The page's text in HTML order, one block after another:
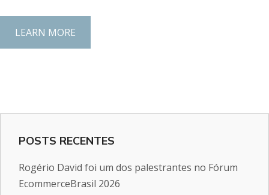
LEARN MORE
POSTS RECENTES
Rogério David foi um dos palestrantes no Fórum
EcommerceBrasil 2026